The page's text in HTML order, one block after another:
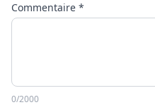
Commentaire *
0/2000